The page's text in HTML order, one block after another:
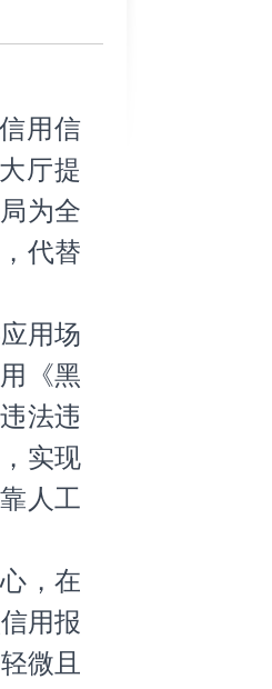
用信
厅提
为全
代替
用场
《黑
法违
实现
人工
，在
用报
微且